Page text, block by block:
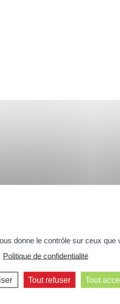
donne le contrôle sur ceux que
Politique de confidentialité
Tout refuser Tout